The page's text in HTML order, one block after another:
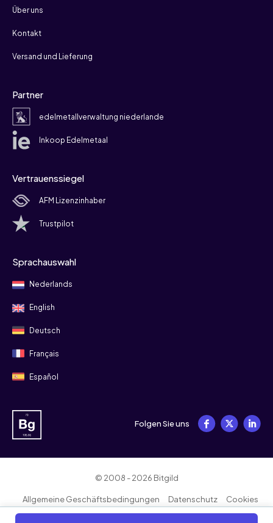
Über uns
Kontakt
Versand und Lieferung
Partner
edelmetallverwaltung niederlande
Inkoop Edelmetaal
Vertrauenssiegel
AFM Lizenzinhaber
Trustpilot
Sprachauswahl
Nederlands
English
Deutsch
Français
Español
Folgen Sie uns
© 2008 - 2026 Bitgild
Allgemeine Geschäftsbedingungen Datenschutz Cookies